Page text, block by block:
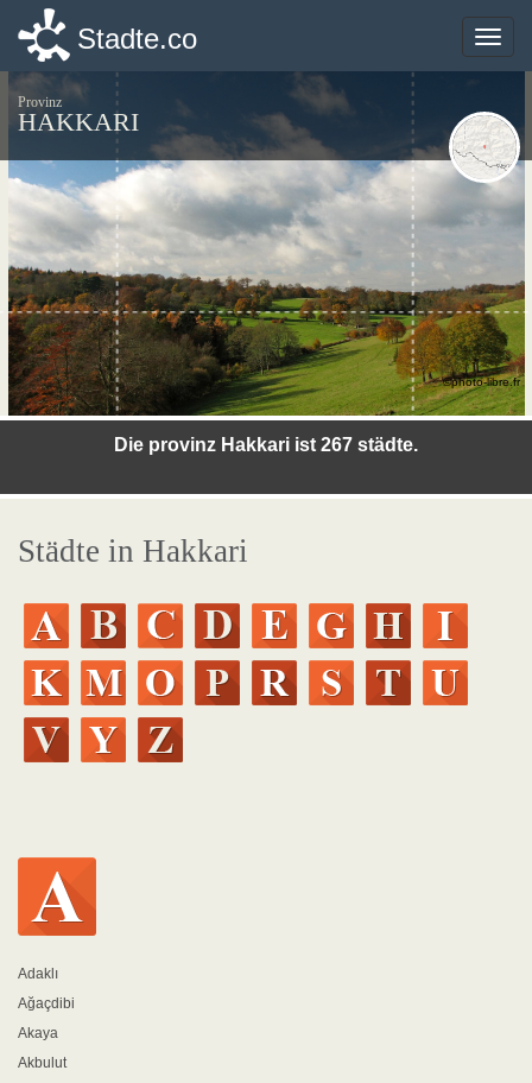
Toggle
Stadte.co
Provinz
HAKKARI
Die provinz Hakkari ist 267 städte.
©photo-libre.fr
Städte in Hakkari
Adaklı
Ağaçdibi
Akaya
Akbulut
Toggle
Stadte.co